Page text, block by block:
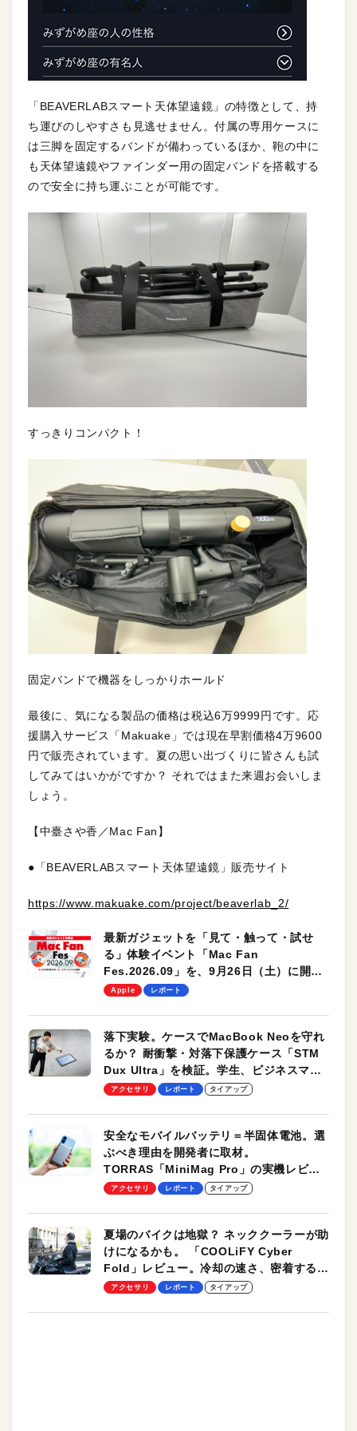
「BEAVERLABスマート天体望遠鏡」の特徴として、持
ち運びのしやすさも見逃せません。付属の専用ケースに
は三脚を固定するバンドが備わっているほか、鞄の中に
も天体望遠鏡やファインダー用の固定バンドを搭載する
ので安全に持ち運ぶことが可能です。
すっきりコンパクト！
固定バンドで機器をしっかりホールド
最後に、気になる製品の価格は税込6万9999円です。応
援購入サービス「Makuake」では現在早割価格4万9600
円で販売されています。夏の思い出づくりに皆さんも試
してみてはいかがですか？ それではまた来週お会いしま
しょう。
【中臺さや香／Mac Fan】
●「BEAVERLABスマート天体望遠鏡」販売サイト
https://www.makuake.com/project/beaverlab_2/
最新ガジェットを「見て・触って・試せ
る」体験イベント「Mac Fan
Fes.2026.09」を、9月26日（土）に開催
します！
Apple レポート
落下実験。ケースでMacBook Neoを守れ
るか？ 耐衝撃・対落下保護ケース「STM
Dux Ultra」を検証。学生、ビジネスマン
のモバイルユースに最適！
アクセサリ レポート タイアップ
安全なモバイルバッテリ＝半固体電池。選
ぶべき理由を開発者に取材。
TORRAS「MiniMag Pro」の実機レビュ
ーも
アクセサリ レポート タイアップ
夏場のバイクは地獄？ ネッククーラーが助
けになるかも。 「COOLiFY Cyber
Fold」レビュー。冷却の速さ、密着する冷
却プレート、シンプルな操作性がグッド！
アクセサリ レポート タイアップ